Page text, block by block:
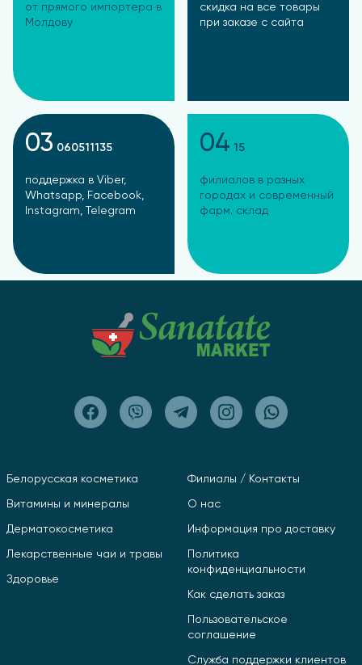
от прямого импортера в
Молдову
скидка на все товары
при заказе с сайта
03 060511135
поддержка в Viber,
Whatsapp, Facebook,
Instagram, Telegram
04 15
филиалов в разных
городах и современный
фарм. склад
Белорусская косметика
Витамины и минералы
Дерматокосметика
Лекарственные чаи и травы
Здоровье
Филиалы / Контакты
О нас
Информация про доставку
Политика
конфиденциальности
Как сделать заказ
Пользовательское
соглашение
Служба поддержки клиентов